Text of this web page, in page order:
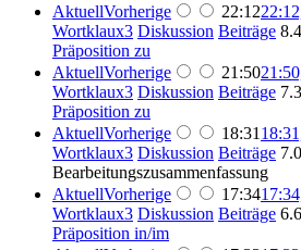
AktuellVorherige 22:12
Wortklaux3 Diskussion Beiträge
Präposition zu
AktuellVorherige 21:50
Wortklaux3 Diskussion Beiträge
Präposition zu
AktuellVorherige 18:31
Wortklaux3 Diskussion Beiträge
Bearbeitungszusammenfassung
AktuellVorherige 17:34
Wortklaux3 Diskussion Beiträge
Präposition in/im